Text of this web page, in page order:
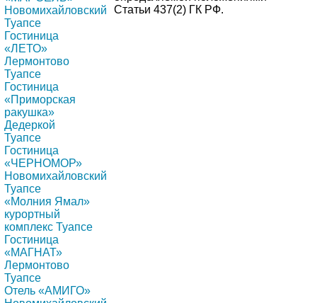
Новомихайловский
Туапсе
Гостиница
«ЛЕТО»
Лермонтово
Туапсе
Гостиница
«Приморская
ракушка»
Дедеркой
Туапсе
Гостиница
«ЧЕРНОМОР»
Новомихайловский
Туапсе
«Молния Ямал»
курортный
комплекс Туапсе
Гостиница
«МАГНАТ»
Лермонтово
Туапсе
Отель «АМИГО»
Статьи 437(2) ГК РФ.